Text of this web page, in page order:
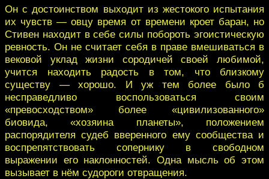
Он с достоинством выходит из жестокого испытания
их чувств — овцу время от времени кроет баран, но
Стивен находит в себе силы побороть эгоистическую
ревность. Он не считает себя в праве вмешиваться в
вековой уклад жизни сородичей своей любимой,
учится находить радость в том, что близкому
существу — хорошо. И уж тем более было б
несправедливо воспользоваться своим
«превосходством» более «цивилизованного»
биовида, «хозяина планеты», положением
распорядителя судеб вверенного ему сообщества и
воспрепятствовать сопернику в свободном
выражении его наклонностей. Одна мысль об этом
вызывает в нём судороги отвращения.